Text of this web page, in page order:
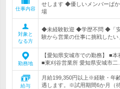
仕事内容
せします ◆優しいメンバーば
場
対象と
なる方
◆未経験歓迎 ◆学歴不問 ◆「
験から営業の仕事に挑戦したい
勤務地
【愛知県安城市での勤務】 ■
■東刈谷営業所 愛知県安城市二…
給与
月給199,350円以上※経験・年
遇します。※試用期間6か月（